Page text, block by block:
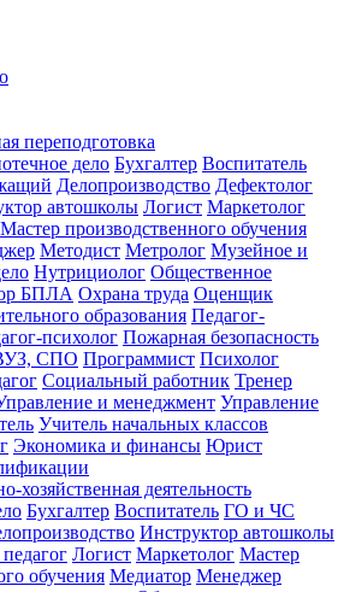
переподготовка
дело Бухгалтер Воспитатель
Делопроизводство Дефектолог
автошколы Логист Маркетолог
Мастер производственного обучения
Методист Метролог Музейное и
Нутрициолог Общественное
БПЛА Охрана труда Оценщик
образования Педагог-
психолог Пожарная безопасность
СПО Программист Психолог
Социальный работник Тренер
и менеджмент Управление
Учитель начальных классов
Экономика и финансы Юрист
хозяйственная деятельность
Бухгалтер Воспитатель ГО и ЧС
Инструктор автошколы
Логист Маркетолог Мастер
обучения Медиатор Менеджер